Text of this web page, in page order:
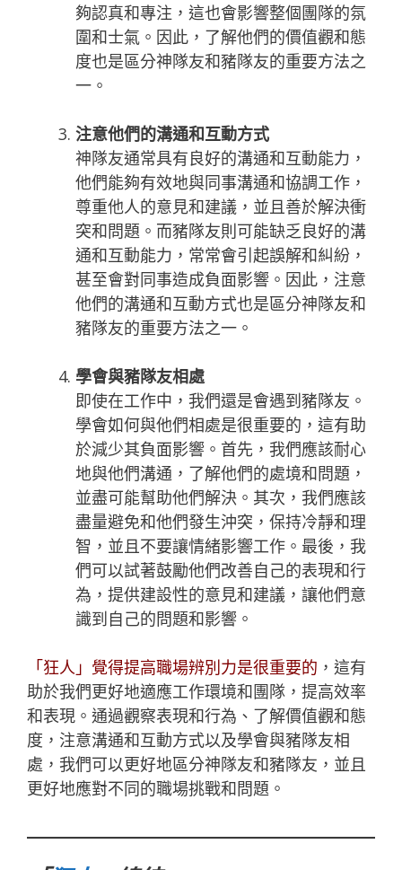
夠認真和專注，這也會影響整個團隊的氛
圍和士氣。因此，了解他們的價值觀和態
度也是區分神隊友和豬隊友的重要方法之
一。
注意他們的溝通和互動方式
神隊友通常具有良好的溝通和互動能力，
他們能夠有效地與同事溝通和協調工作，
尊重他人的意見和建議，並且善於解決衝
突和問題。而豬隊友則可能缺乏良好的溝
通和互動能力，常常會引起誤解和糾紛，
甚至會對同事造成負面影響。因此，注意
他們的溝通和互動方式也是區分神隊友和
豬隊友的重要方法之一。
學會與豬隊友相處
即使在工作中，我們還是會遇到豬隊友。
學會如何與他們相處是很重要的，這有助
於減少其負面影響。首先，我們應該耐心
地與他們溝通，了解他們的處境和問題，
並盡可能幫助他們解決。其次，我們應該
盡量避免和他們發生沖突，保持冷靜和理
智，並且不要讓情緒影響工作。最後，我
們可以試著鼓勵他們改善自己的表現和行
為，提供建設性的意見和建議，讓他們意
識到自己的問題和影響。
「狂人 」覺得提高職場辨別力是很重要的 ，這有
助於我們更好地適應工作環境和團隊，提高效率
和表現。通過觀察表現和行為、了解價值觀和態
度，注意溝通和互動方式以及學會與豬隊友相
處，我們可以更好地區分神隊友和豬隊友，並且
更好地應對不同的職場挑戰和問題。